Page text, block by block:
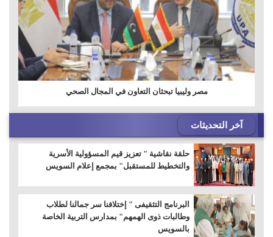
مصر وليبيا تبحثان التعاون في المجال الصحي
آخر التحديثات
حلقة نقاشية " تعزيز قيم المسؤولية الأسرية
والتخطيط للمستقبل" بمجمع إعلام السويس
البرنامج التثقيفى " إختلافنا سر جمالنا لطلاب
وطالبات ذوى الهمهم" بمدارس التربية الخاصة
بالسويس